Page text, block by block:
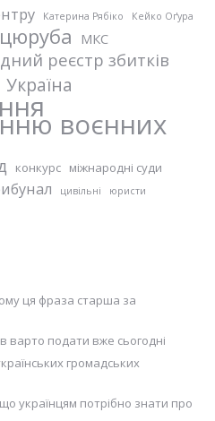
Катерина Рябіко Кейко Оґура
МКС
реєстр збитків
Україна
воєнних
конкурс міжнародні суди
цивільні юристи
ця фраза старша за
варто подати вже сьогодні
громадських
українцям потрібно знати про